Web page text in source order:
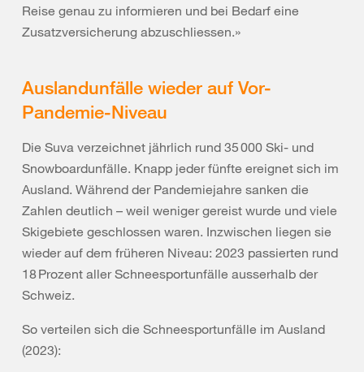
Reise genau zu informieren und bei Bedarf eine
Zusatzversicherung abzuschliessen.»
Auslandunfälle wieder auf Vor-
Pandemie-Niveau
Die Suva verzeichnet jährlich rund 35 000 Ski- und
Snowboardunfälle. Knapp jeder fünfte ereignet sich im
Ausland. Während der Pandemiejahre sanken die
Zahlen deutlich – weil weniger gereist wurde und viele
Skigebiete geschlossen waren. Inzwischen liegen sie
wieder auf dem früheren Niveau: 2023 passierten rund
18 Prozent aller Schneesportunfälle ausserhalb der
Schweiz.
So verteilen sich die Schneesportunfälle im Ausland
(2023):